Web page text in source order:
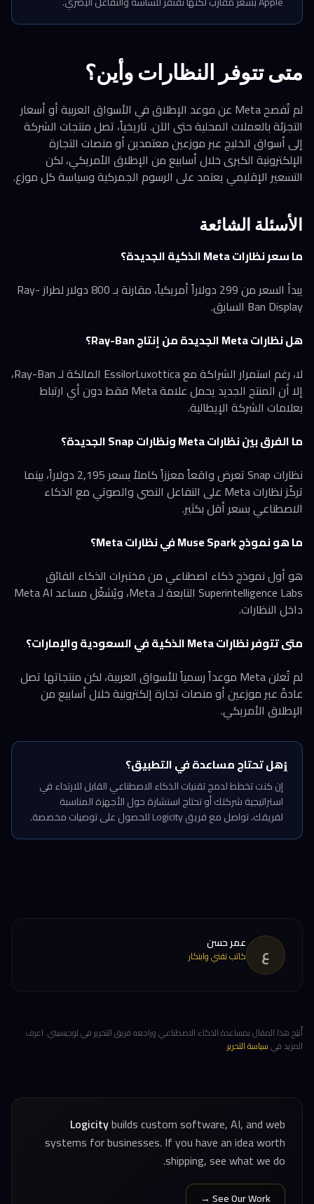
متى تتوفر النظارات وأين؟
لم تُفصح Meta عن موعد الإطلاق في الأسواق العربية أو أسعار
التجزئة بالعملات المحلية حتى الآن. تاريخياً، تصل منتجات الشركة
إلى أسواق الخليج عبر موزعين معتمدين أو منصات التجارة
الإلكترونية الكبرى خلال أسابيع من الإطلاق الأمريكي، لكن
التسعير الإقليمي يعتمد على الرسوم الجمركية وسياسة كل موزع.
الأسئلة الشائعة
ما سعر نظارات Meta الذكية الجديدة؟
يبدأ السعر من 299 دولاراً أمريكياً، مقارنة بـ 800 دولار لطراز Ray-
Ban Display السابق.
هل نظارات Meta الجديدة من إنتاج Ray-Ban؟
لا، رغم استمرار الشراكة مع EssilorLuxottica المالكة لـ Ray-Ban،
إلا أن المنتج الجديد يحمل علامة Meta فقط دون أي ارتباط
بعلامات الشركة الإيطالية.
ما الفرق بين نظارات Meta ونظارات Snap الجديدة؟
نظارات Snap تعرض واقعاً معززاً كاملاً بسعر 2,195 دولاراً، بينما
تركّز نظارات Meta على التفاعل النصي والصوتي مع الذكاء
الاصطناعي بسعر أقل بكثير.
ما هو نموذج Muse Spark في نظارات Meta؟
هو أول نموذج ذكاء اصطناعي من مختبرات الذكاء الفائق
Superintelligence Labs التابعة لـ Meta، ويُشغّل مساعد Meta AI
داخل النظارات.
متى تتوفر نظارات Meta الذكية في السعودية والإمارات؟
لم تُعلن Meta موعداً رسمياً للأسواق العربية، لكن منتجاتها تصل
عادةً عبر موزعين أو منصات تجارة إلكترونية خلال أسابيع من
الإطلاق الأمريكي.
ℹ️هل تحتاج مساعدة في التطبيق؟
إن كنت تخطط لدمج تقنيات الذكاء الاصطناعي القابل للارتداء في
استراتيجية شركتك أو تحتاج استشارة حول الأجهزة المناسبة
لفريقك، تواصل مع فريق Logicity للحصول على توصيات مخصصة.
ع عمر حسن
كاتب تقني وابتكار
أُنتِج هذا المقال بمساعدة الذكاء الاصطناعي وراجعه فريق التحرير في لوجيسيتي. اعرف
المزيد فيسياسة التحرير.
Logicitybuilds custom software, AI, and web
systems for businesses. If you have an idea worth
shipping, see what we do.
See Our Work →